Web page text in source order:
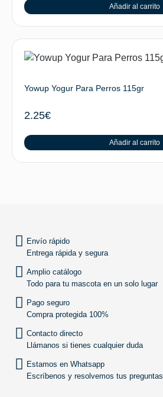
Añadir al carrito
Yowup Yogur Para Perros 115gr
2.25€
Añadir al carrito
Envío rápido
Entrega rápida y segura
Amplio catálogo
Todo para tu mascota en un solo lugar
Pago seguro
Compra protegida 100%
Contacto directo
Llámanos si tienes cualquier duda
Estamos en Whatsapp
Escríbenos y resolvemos tus preguntas